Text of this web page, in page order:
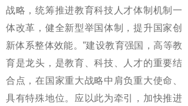
战略，统筹推进教育科技人才体制机制一
体改革，健全新型举国体制，提升国家创
新体系整体效能。”建设教育强国，高等教
育是龙头，是教育、科技、人才的重要结
合点，在国家重大战略中肩负重大使命、
具有特殊地位。应以此为牵引，加快推进